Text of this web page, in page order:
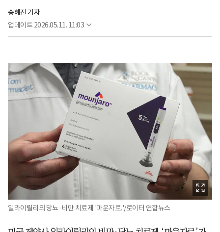
송혜진 기자
업데이트 2026.05.11. 11:03
일라이릴리의 당뇨·비만 치료제 '마운자로.'/로이터 연합뉴스